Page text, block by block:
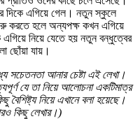
দিকে এগিয়ে গেল। নতুন স্কুলে
করতে হলে অন্যপক্ষ কখন এগিয়ে
নিয়ে যেতে হয় নতুন বন্ধুত্বের
ছোঁয়া যায়।
সচেতনতা আনার চেষ্টা এই লেখা।
যে তা নিয়ে আলোচনা একটিমাত্র
বৈশিষ্ট্য নিয়ে এখানে বলা হয়েছে।
কিছু লেখার।)